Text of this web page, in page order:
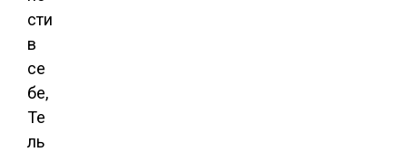
сти
в
се
бе,
Те
ль